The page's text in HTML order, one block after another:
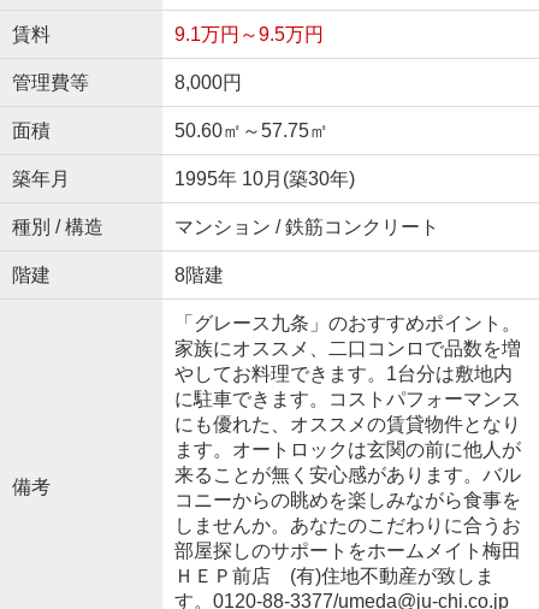
賃料 9.1万円～9.5万円
管理費等 8,000円
面積 50.60㎡～57.75㎡
築年月 1995年 10月(築30年)
種別 / 構造 マンション / 鉄筋コンクリート
階建 8階建
備考
「グレース九条」のおすすめポイント。
家族にオススメ、二口コンロで品数を増
やしてお料理できます。1台分は敷地内
に駐車できます。コストパフォーマンス
にも優れた、オススメの賃貸物件となり
ます。オートロックは玄関の前に他人が
来ることが無く安心感があります。バル
コニーからの眺めを楽しみながら食事を
しませんか。あなたのこだわりに合うお
部屋探しのサポートをホームメイト梅田
ＨＥＰ前店 (有)住地不動産が致しま
す。0120-88-3377/umeda@ju-chi.co.jp